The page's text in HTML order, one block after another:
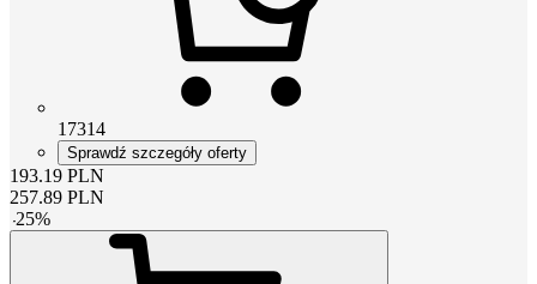
17314
Sprawdź szczegóły oferty
193.19 PLN
257.89 PLN
-25%